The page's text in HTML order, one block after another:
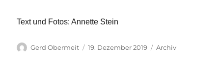
Text und Fotos: Annette Stein
Autor
Gerd Obermeit
Veröffentlicht
19. Dezember 2019 Kategorien
Archiv